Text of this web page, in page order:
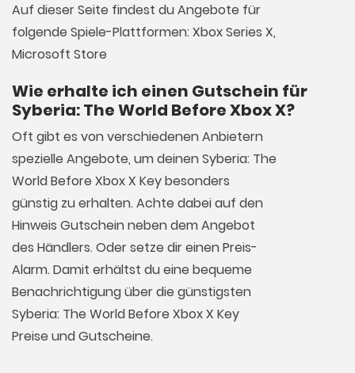
Auf dieser Seite findest du Angebote für
folgende Spiele-Plattformen: Xbox Series X,
Microsoft Store
Wie erhalte ich einen Gutschein für
Syberia: The World Before Xbox X?
Oft gibt es von verschiedenen Anbietern
spezielle Angebote, um deinen Syberia: The
World Before Xbox X Key besonders
günstig zu erhalten. Achte dabei auf den
Hinweis Gutschein neben dem Angebot
des Händlers. Oder setze dir einen Preis-
Alarm. Damit erhältst du eine bequeme
Benachrichtigung über die günstigsten
Syberia: The World Before Xbox X Key
Preise und Gutscheine.